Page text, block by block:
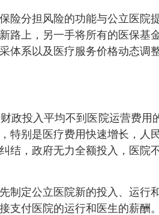
分担风险的功能与公立医院
路上，另一手将所有的医保基
体系以及医疗服务价格动态调
投入平均不到医院运营费用
特别是医疗费用快速增长，人
结，政府无力全额投入，医院
定公立医院新的投入、运行和
支付医院的运行和医生的薪酬